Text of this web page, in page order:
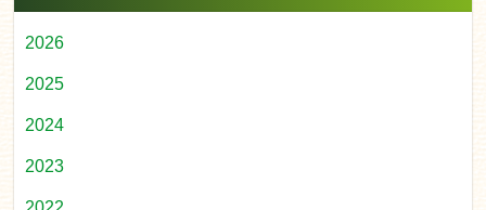
2026
2025
2024
2023